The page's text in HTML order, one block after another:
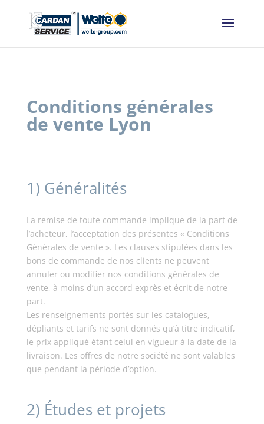
Conditions générales
de vente Lyon
1) Généralités
La remise de toute commande implique de la part de
l’acheteur, l’acceptation des présentes « Conditions
Générales de vente ». Les clauses stipulées dans les
bons de commande de nos clients ne peuvent
annuler ou modifier nos conditions générales de
vente, à moins d’un accord exprès et écrit de notre
part.
Les renseignements portés sur les catalogues,
dépliants et tarifs ne sont donnés qu’à titre indicatif,
le prix appliqué étant celui en vigueur à la date de la
livraison. Les offres de notre société ne sont valables
que pendant la période d’option.
2) Études et projets